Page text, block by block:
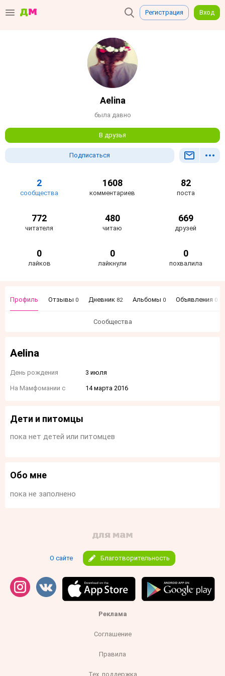
Регистрация Вход
Aelina
была давно
В друзья
Подписаться
2
сообщества
1608
комментариев
82
поста
772
читателя
480
читаю
669
друзей
0
лайков
0
лайкнули
0
похвалила
Профиль Отзывы 0 Дневник 82 Альбомы 0 Объявления 0
Сообщества
Aelina
День рождения 3 июля
На Мамфомании с 14 марта 2016
Дети и питомцы
пока нет детей или питомцев
Обо мне
пока не заполнено
О сайте Благотворительность
Реклама
Соглашение
Правила
Тех. поддержка